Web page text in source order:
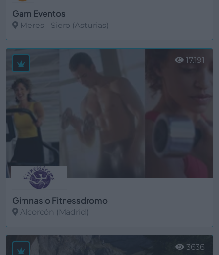
Gam Eventos
Meres - Siero (Asturias)
Gimnasio Fitnessdromo
Alcorcón (Madrid)
17.191
3636